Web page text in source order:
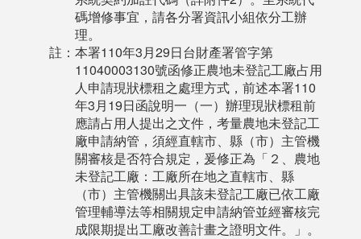
碼增修事宜，請各分署資訊小組依分工辦
理。
註：本署110年3月29日台財產署管字第
11040003130號函修正農地未登記工廠占用
人申請現狀標租之處理方式，前述本署110
年3月19日函說明一（一）辦理現狀標租前
應請占用人提出之文件，考量農地未登記工
廠申請納管，須經直轄市、縣（市）主管機
關審核是否符合規定，爰修正為「２、農地
未登記工廠：工廠所在地之直轄市、縣
（市）主管機關出具該未登記工廠已依工廠
管理輔導法等相關規定申請納管並經審核完
成限期提出工廠改善計畫之證明文件。」。